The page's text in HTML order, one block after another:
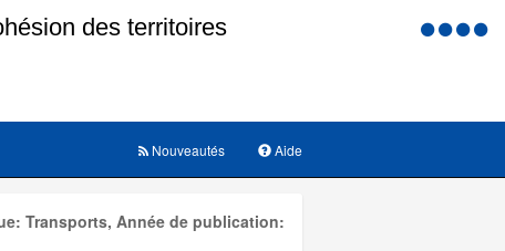
Menu
Aide
Nouveautés
Transports, Année de publication: